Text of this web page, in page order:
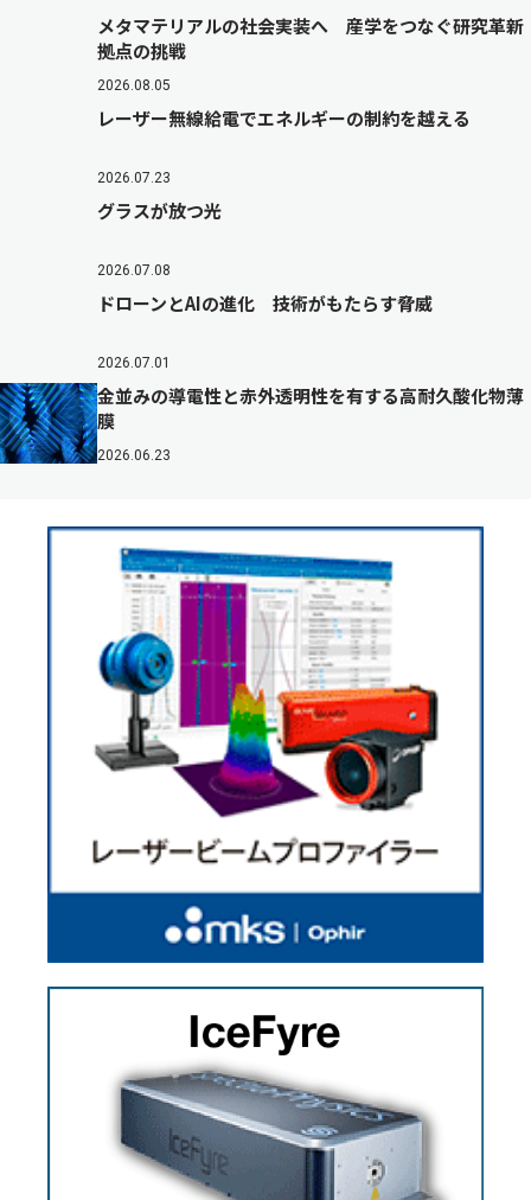
メタマテリアルの社会実装へ 産学をつなぐ研究革新
拠点の挑戦
2026.08.05
レーザー無線給電でエネルギーの制約を越える
2026.07.23
グラスが放つ光
2026.07.08
ドローンとAIの進化 技術がもたらす脅威
2026.07.01
金並みの導電性と赤外透明性を有する高耐久酸化物薄
膜
2026.06.23